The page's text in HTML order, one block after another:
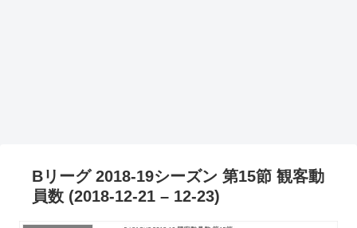
Bリーグ 2018-19シーズン 第15節 観客動
員数 (2018-12-21 – 12-23)